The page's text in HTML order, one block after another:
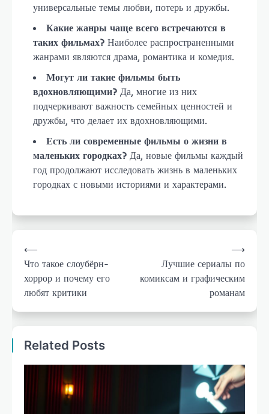
универсальные темы любви, потерь и дружбы.
Какие жанры чаще всего встречаются в
таких фильмах? Наиболее распространенными
жанрами являются драма, романтика и комедия.
Могут ли такие фильмы быть
вдохновляющими? Да, многие из них
подчеркивают важность семейных ценностей и
дружбы, что делает их вдохновляющими.
Есть ли современные фильмы о жизни в
маленьких городках? Да, новые фильмы каждый
год продолжают исследовать жизнь в маленьких
городках с новыми историями и характерами.
по
записям
⟵
Что такое слоубёрн-
хоррор и почему его
любят критики
Лучшие сериалы по
комиксам и графическим
романам
⟶
Related Posts